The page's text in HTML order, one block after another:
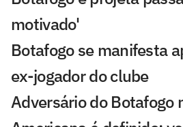
motivado'
Botafogo se manifesta
ex-jogador do clube
Adversário do Botafogo